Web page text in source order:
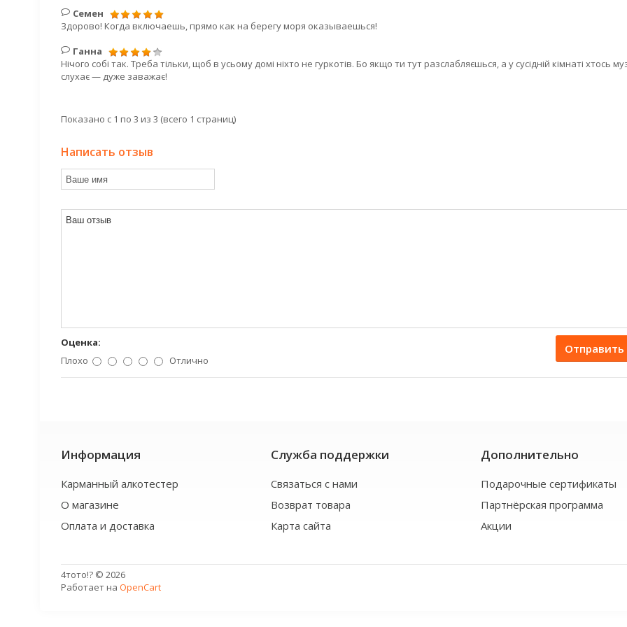
Семен
Здорово! Когда включаешь, прямо как на берегу моря оказываешься!
Ганна
Нічого собі так. Треба тільки, щоб в усьому домі ніхто не гуркотів. Бо якщо ти тут разслабляєшься, а у сусідній кімнаті хтось
слухає — дуже заважає!
Показано с 1 по 3 из 3 (всего 1 страниц)
Написать отзыв
Оценка:
Плохо
Отлично
Информация
Карманный алкотестер
О магазине
Оплата и доставка
Служба поддержки
Связаться с нами
Возврат товара
Карта сайта
Дополнительно
Подарочные сертификаты
Партнёрская программа
Акции
4тото!? © 2026
Работает на OpenCart